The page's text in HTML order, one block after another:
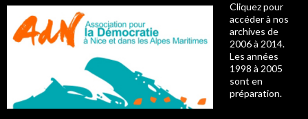
Cliquez pour
accéder à nos
archives de
2006 à 2014.
Les années
1998 à 2005
sont en
préparation.